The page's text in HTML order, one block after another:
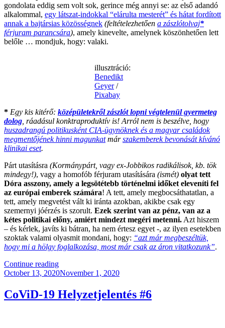
gondolata eddig sem volt sok, gerince még annyi se: az első adandó
alkalommal, egy látszat-indokkal “elárulta mesterét” és hátat fordított
annak a bajtársias közösségnek (feltételezhetően a zászlótolvaj*
férjuram parancsára), amely kinevelte, amelynek köszönhetően lett
belőle … mondjuk, hogy: valaki.
illusztráció:
Benedikt
Geyer/
Pixabay
* Egy kis kitérő: középületekről zászlót lopni végtelenül gyermeteg
dolog , ráadásul konktraproduktív is! Arról nem is beszélve, hogy
huszadrangú politikusként CIA-ügynöknek és a magyar családok
megmentőjének hinni magunkatmárszakemberek bevonását kívánó
klinikai eset.
Párt utasításra (Kormánypárt, vagy ex-Jobbikos radikálisok, kb. tök
mindegy!), vagy a homofób férjuram utasítására (ismét) olyat tett
Dóra asszony, amely a legsötétebb történelmi időket eleveníti fel
az európai emberek számára! A tett, amely megbocsáthatatlan, a
tett, amely megvetést vált ki iránta azokban, akikbe csak egy
szemernyi jóérzés is szorult. Ezek szerint van az pénz, van az a
kétes politikai előny, amiért mindezt megéri metenni. Azt hiszem
– és kérlek, javíts ki bátran, ha nem értesz egyet -, az ilyen esetekben
szoktak valami olyasmit mondani, hogy: “azt már megbeszéltük,
hogy mi a hölgy foglalkozása, most már csak az áron vitatkozunk”.
Continue reading“Magyarország
Mindenkié!”
Posted
October 13, 2020November 1, 2020
CoViD-19 Helyzetjelentés #6